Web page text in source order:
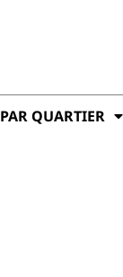
PAR QUARTIER